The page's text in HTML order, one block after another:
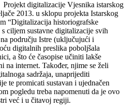
Projekt digitalizacije Vjesnika istarskog
2013. u sklopu projekta Istarskog
“Digitalizacija historiografske
ciljem sustavne digitalizacije svih
području Istre (uključujući i
digitalnih preslika poboljšala
a što će časopise učiniti lakše
na internet. Također, njime se želi
sadržaja, unaprijediti
te promicati sustavan i ujednačen
pogledu treba napomenuti da je ovo
već i u čitavoj regiji.